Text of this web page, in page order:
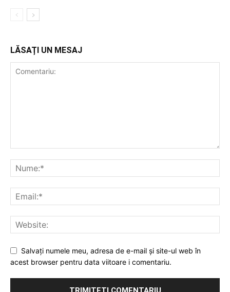
LĂSAȚI UN MESAJ
Salvați numele meu, adresa de e-mail și site-ul web în
acest browser pentru data viitoare i comentariu.